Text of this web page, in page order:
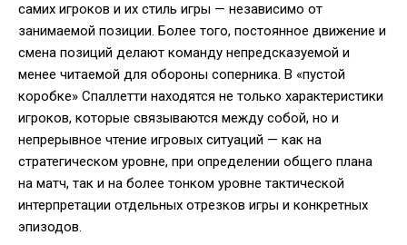
самих игроков и их стиль игры — независимо от
занимаемой позиции. Более того, постоянное движение и
смена позиций делают команду непредсказуемой и
менее читаемой для обороны соперника. В «пустой
коробке» Спаллетти находятся не только характеристики
игроков, которые связываются между собой, но и
непрерывное чтение игровых ситуаций — как на
стратегическом уровне, при определении общего плана
на матч, так и на более тонком уровне тактической
интерпретации отдельных отрезков игры и конкретных
эпизодов.